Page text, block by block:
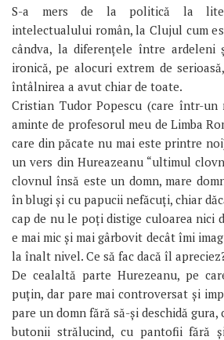
S-a mers de la politică la
intelectualului român, la Clujul cum
cândva, la diferențele între ardeleni
ironică, pe alocuri extrem de
întâlnirea a avut chiar de toate.
Cristian Tudor Popescu (care într-un
aminte de profesorul meu de Limba
care din păcate nu mai este printre
un vers din Hureazeanu “ultimul
clovnul însă este un domn, mare
în blugi și cu papucii nefăcuți, chiar
cap de nu le poți distige culoarea nici
e mai mic și mai gârbovit decât îmi
la înalt nivel. Ce să fac dacă îl
De cealaltă parte Hurezeanu, pe
puțin, dar pare mai controversat și
pare un domn fără să-și deschidă gura,
butonii strălucind, cu pantofii fără